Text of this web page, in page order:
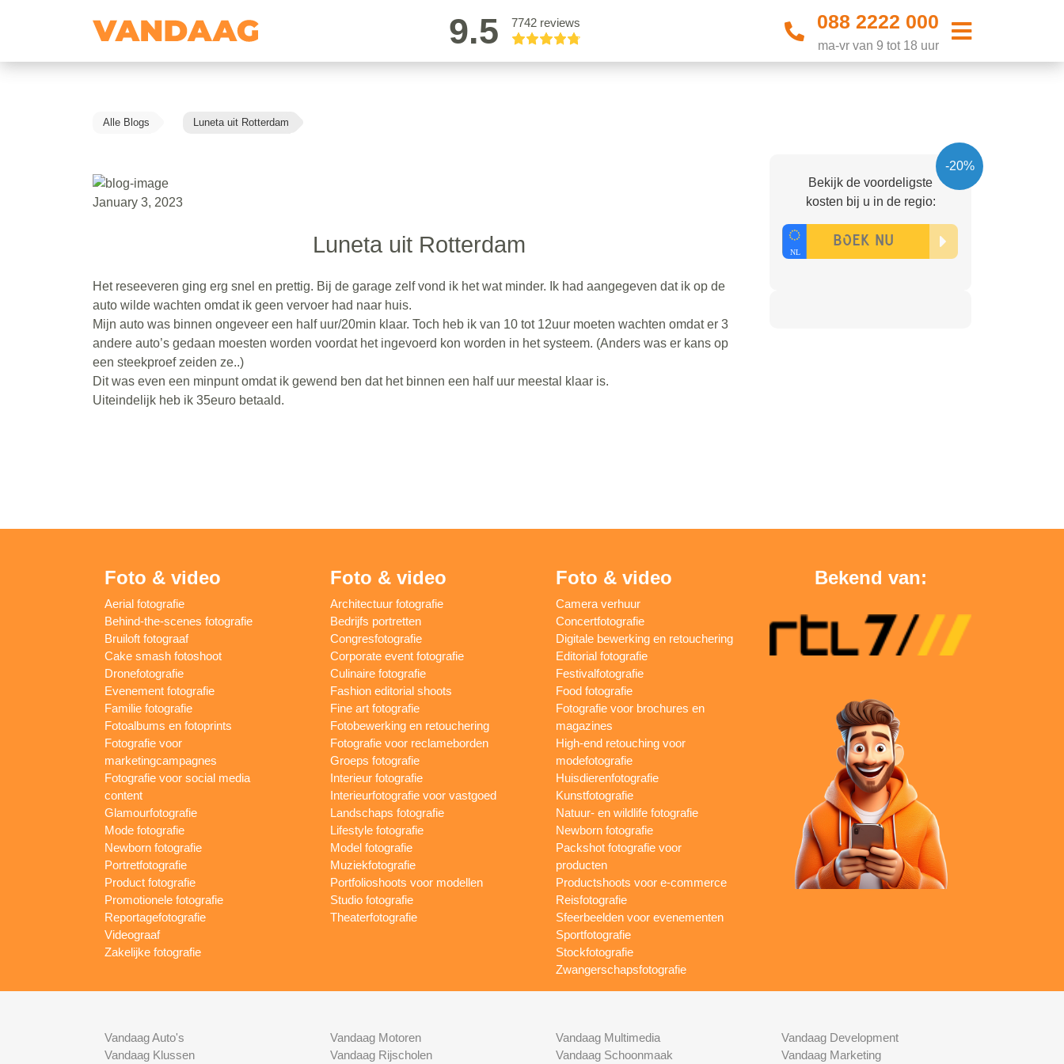
9.5 7742 reviews 088 2222 000
ma-vr van 9 tot 18 uur
Alle Blogs Luneta uit Rotterdam
January 3, 2023
Luneta uit Rotterdam
Het reseeveren ging erg snel en prettig. Bij de garage zelf vond ik het wat minder. Ik had aangegeven dat ik op de
auto wilde wachten omdat ik geen vervoer had naar huis.
Mijn auto was binnen ongeveer een half uur/20min klaar. Toch heb ik van 10 tot 12uur moeten wachten omdat er 3
andere auto’s gedaan moesten worden voordat het ingevoerd kon worden in het systeem. (Anders was er kans op
een steekproef zeiden ze..)
Dit was even een minpunt omdat ik gewend ben dat het binnen een half uur meestal klaar is.
Uiteindelijk heb ik 35euro betaald.
-20%
Bekijk de voordeligste
kosten bij u in de regio:
Foto & video
Aerial fotografie
Behind-the-scenes fotografie
Bruiloft fotograaf
Cake smash fotoshoot
Dronefotografie
Evenement fotografie
Familie fotografie
Fotoalbums en fotoprints
Fotografie voor
marketingcampagnes
Fotografie voor social media
content
Glamourfotografie
Mode fotografie
Newborn fotografie
Portretfotografie
Product fotografie
Promotionele fotografie
Reportagefotografie
Videograaf
Zakelijke fotografie
Foto & video
Architectuur fotografie
Bedrijfs portretten
Congresfotografie
Corporate event fotografie
Culinaire fotografie
Fashion editorial shoots
Fine art fotografie
Fotobewerking en retouchering
Fotografie voor reclameborden
Groeps fotografie
Interieur fotografie
Interieurfotografie voor vastgoed
Landschaps fotografie
Lifestyle fotografie
Model fotografie
Muziekfotografie
Portfolioshoots voor modellen
Studio fotografie
Theaterfotografie
Foto & video
Camera verhuur
Concertfotografie
Digitale bewerking en retouchering
Editorial fotografie
Festivalfotografie
Food fotografie
Fotografie voor brochures en
magazines
High-end retouching voor
modefotografie
Huisdierenfotografie
Kunstfotografie
Natuur- en wildlife fotografie
Newborn fotografie
Packshot fotografie voor
producten
Productshoots voor e-commerce
Reisfotografie
Sfeerbeelden voor evenementen
Sportfotografie
Stockfotografie
Zwangerschapsfotografie
Bekend van:
Vandaag Auto's
Vandaag Klussen
Vandaag Motoren
Vandaag Rijscholen
Vandaag Multimedia
Vandaag Schoonmaak
Vandaag Development
Vandaag Marketing